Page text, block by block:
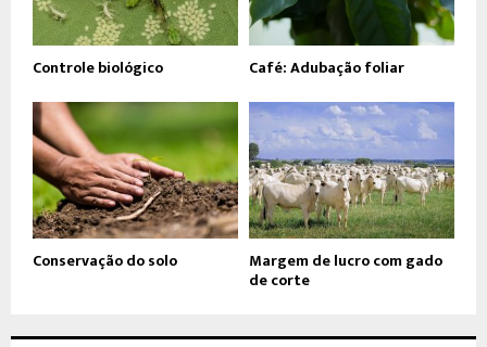
Controle biológico Café: Adubação foliar
Conservação do solo Margem de lucro com gado
de corte